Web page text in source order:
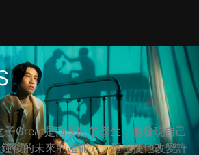
子Great是商學院的學生，他發現自己
後的未來的超能力，這也使他改變許